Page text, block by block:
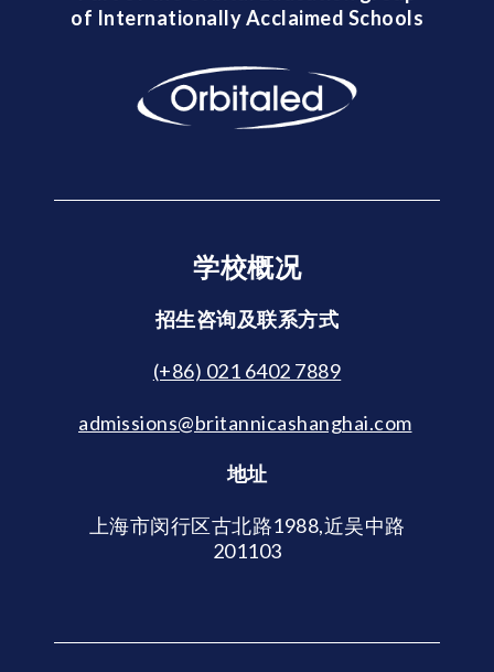
of Internationally Acclaimed Schools
学校概况
招生咨询及联系方式
(+86) 021 6402 7889
admissions@britannicashanghai.com
地址
上海市闵行区古北路1988,近吴中路
201103